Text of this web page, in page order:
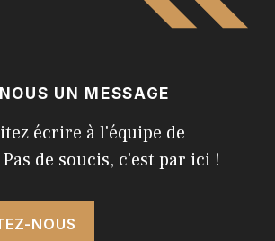
UN MESSAGE
écrire à l'équipe de
de soucis, c'est par ici !
NOUS